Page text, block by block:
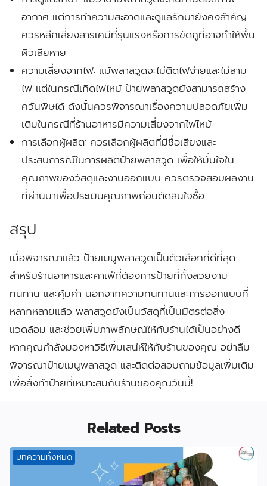
อากาศ แต่การทำความสะอาดและดูแลรักษายังคงสำคัญ
ควรหลีกเลี่ยงสารเคมีที่รุนแรงหรือการขัดถูที่อาจทำให้พื้น
ผิวเสียหาย
ความเสี่ยงจากไฟ: แม้พลาสวูดจะไม่ติดไฟง่ายและไม่ลาม
ไฟ แต่ในกรณีเกิดไฟไหม้ ป้ายพลาสวูดยังสามารถสร้าง
ควันพิษได้ ดังนั้นควรพิจารณาเรื่องความปลอดภัยเพิ่ม
เติมในกรณีที่ร้านอาหารมีความเสี่ยงจากไฟไหม้
การเลือกผู้ผลิต: ควรเลือกผู้ผลิตที่มีชื่อเสียงและ
ประสบการณ์ในการผลิตป้ายพลาสวูด เพื่อให้มั่นใจใน
คุณภาพของวัสดุและงานออกแบบ ควรตรวจสอบผลงาน
ที่ผ่านมาเพื่อประเมินคุณภาพก่อนตัดสินใจซื้อ
สรุป
เมื่อพิจารณาแล้ว ป้ายเมนูพลาสวูดเป็นตัวเลือกที่ดีที่สุด
สำหรับร้านอาหารและคาเฟ่ที่ต้องการป้ายที่ทั้งสวยงาม
ทนทาน และคุ้มค่า นอกจากความทนทานและการออกแบบที่
หลากหลายแล้ว พลาสวูดยังเป็นวัสดุที่เป็นมิตรต่อสิ่ง
แวดล้อม และช่วยเพิ่มภาพลักษณ์ให้กับร้านได้เป็นอย่างดี
หากคุณกำลังมองหาวิธีเพิ่มเสน่ห์ให้กับร้านของคุณ อย่าลืม
พิจารณาป้ายเมนูพลาสวูด และติดต่อสอบถามข้อมูลเพิ่มเติม
เพื่อสั่งทำป้ายที่เหมาะสมกับร้านของคุณวันนี้!
Related Posts
บทความทั้งหมด